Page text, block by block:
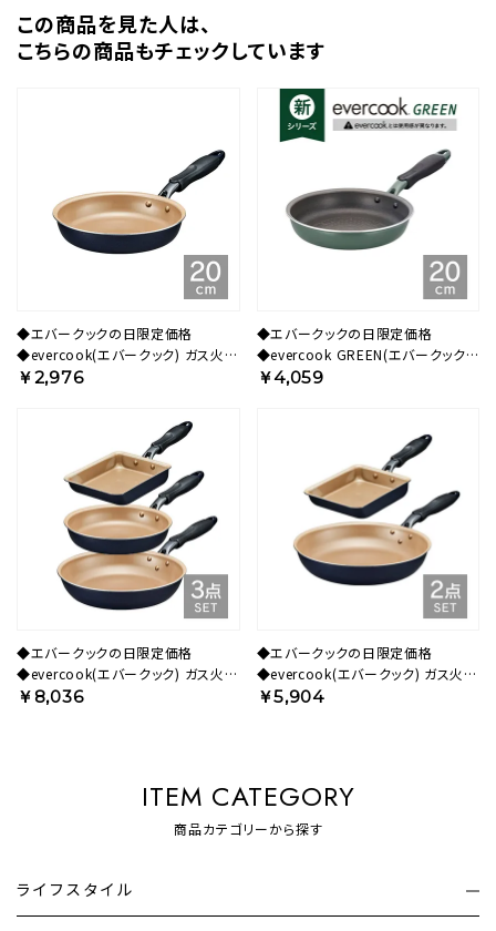
この商品を⾒た⼈は、
こちらの商品もチェックしています
◆エバークックの日限定価格
◆evercook(エバークック) ガス火専
用 軽量 フライパン 20cm ネイビー
￥2,976
◆エバークックの日限定価格
◆evercook GREEN(エバークック
グリーン) IH対応 フライパン 20cm
￥4,059
◆エバークックの日限定価格
◆evercook(エバークック) ガス火専
用 軽量 フライパン (玉子焼
￥8,036
◆エバークックの日限定価格
◆evercook(エバークック) ガス火専
用 軽量 フライパン (玉子焼
￥5,904
ITEM CATEGORY
商品カテゴリーから探す
ライフスタイル